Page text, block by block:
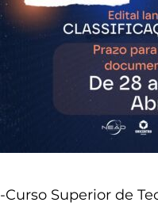
-Curso Superior de